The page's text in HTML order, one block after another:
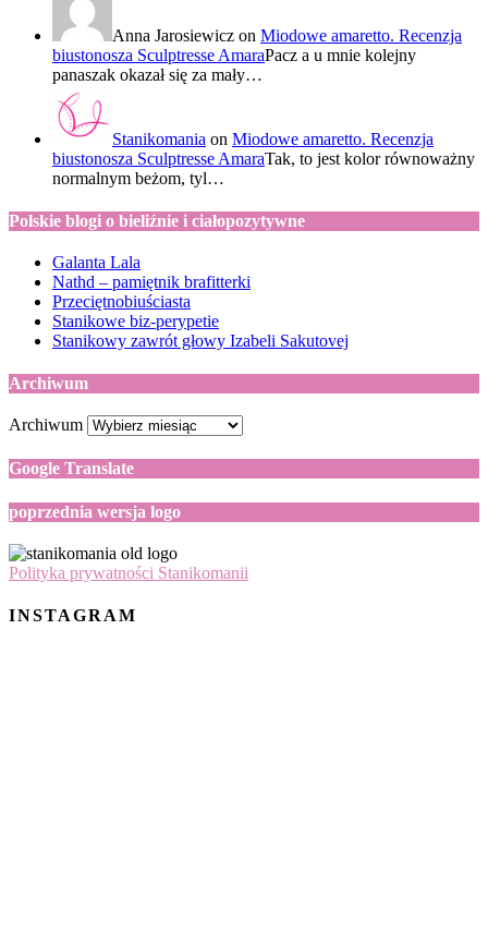
Anna Jarosiewicz on Miodowe amaretto. Recenzja
biustonosza Sculptresse AmaraPacz a u mnie kolejny
panaszak okazał się za mały…
Stanikomania on Miodowe amaretto. Recenzja
biustonosza Sculptresse AmaraTak, to jest kolor równoważny
normalnym beżom, tyl…
Polskie blogi o bieliźnie i ciałopozytywne
Galanta Lala
Nathd – pamiętnik brafitterki
Przeciętnobiuściasta
Stanikowe biz-perypetie
Stanikowy zawrót głowy Izabeli Sakutovej
Archiwum
Archiwum
Google Translate
poprzednia wersja logo
Polityka prywatności Stanikomanii
INSTAGRAM